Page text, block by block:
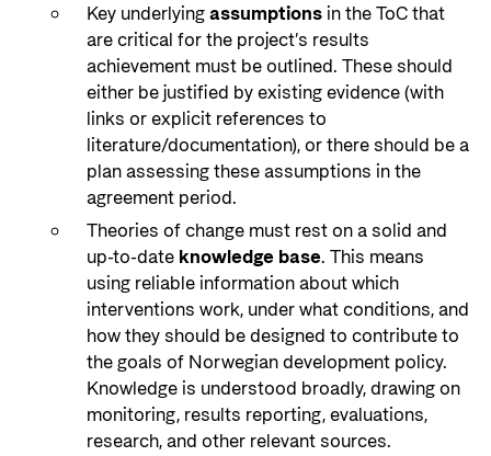
Key underlyingassumptionsin the ToC that
are critical for the project’s results
achievement must be outlined. These should
either be justified by existing evidence (with
links or explicit references to
literature/documentation), or there should be a
plan assessing these assumptions in the
agreement period.
Theories of change must rest on a solid and
up-to-date knowledge base. This means
using reliable information about which
interventions work, under what conditions, and
how they should be designed to contribute to
the goals of Norwegian development policy.
Knowledge is understood broadly, drawing on
monitoring, results reporting, evaluations,
research, and other relevant sources.